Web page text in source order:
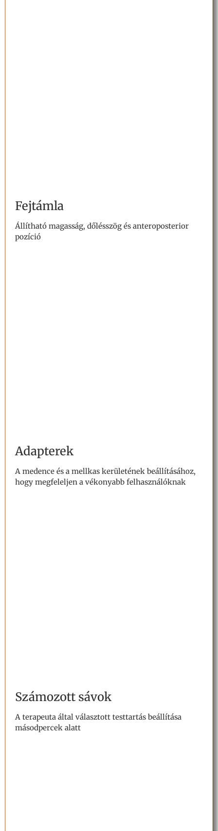
Fejtámla
Állítható magasság, dőlésszög és anteroposterior
pozíció
Adapterek
A medence és a mellkas kerületének beállításához,
hogy megfeleljen a vékonyabb felhasználóknak
Számozott sávok
A terapeuta által választott testtartás beállítása
másodpercek alatt